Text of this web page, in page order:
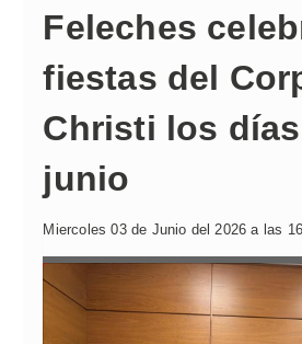
Feleches
fiestas del
Christi los
junio
Miercoles 03 de Junio del 2026 a las